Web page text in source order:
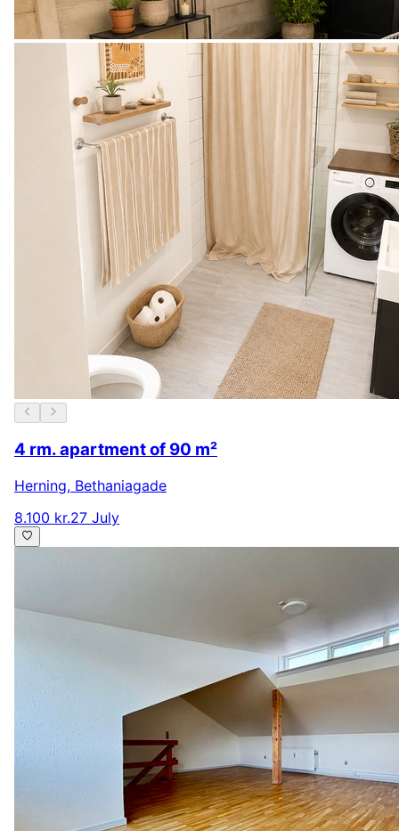
4 rm. apartment of 90 m²
Herning, Bethaniagade
8.100 kr.27 July